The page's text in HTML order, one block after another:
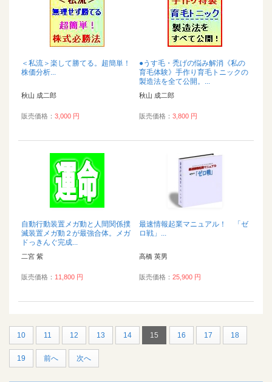
＜私流＞楽して勝てる。超簡単！
株価分析...
秋山 成二郎
販売価格： 3,000 円
●うす毛・禿げの悩み解消《私の
育毛体験》手作り育毛トニックの
製造法を全て公開。...
秋山 成二郎
販売価格： 3,800 円
自動行動装置メガ動と人間関係撲
滅装置メガ動２が最強合体。メガ
ドっきんぐ完成...
二宮 紫
販売価格： 11,800 円
最速情報起業マニュアル！ 「ゼ
ロ戦」...
高橋 英男
販売価格： 25,900 円
10 11 12 13 14 15 16 17 18
19 前へ 次へ